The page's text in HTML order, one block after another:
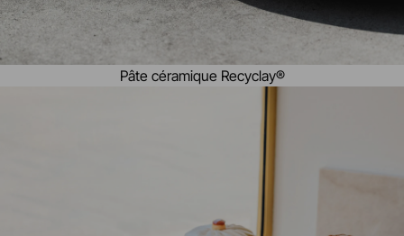
Pâte céramique Recyclay®